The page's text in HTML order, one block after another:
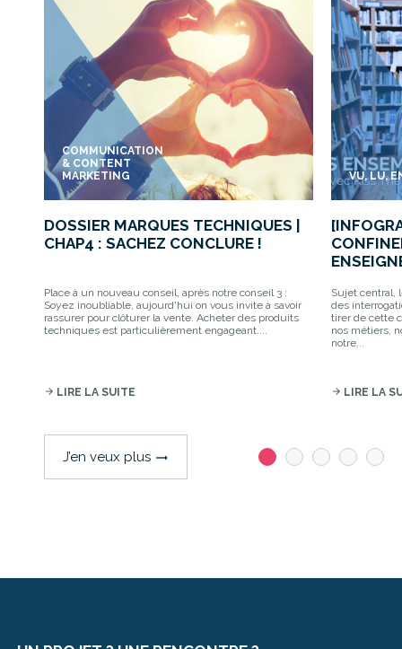
COMMUNICATION
& CONTENT
MARKETING
DOSSIER MARQUES TECHNIQUES |
CHAP4 : SACHEZ CONCLURE !
Place à un nouveau conseil, après notre conseil 3 :
Soyez inoubliable, aujourd'hui on vous invite à savoir
rassurer pour clôturer la vente. Acheter des produits
techniques est particulièrement engageant....
arrow_forward LIRE LA SUITE
VU, LU,
Sujet central,
des
tirer de cette
nos métiers,
notre...
arrow_forward LIRE LA
J’en veux plus trending_flat